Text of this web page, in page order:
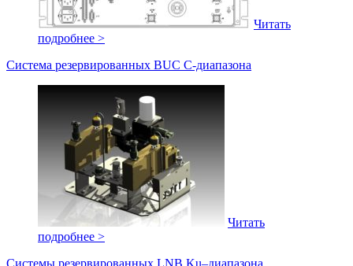
Читать
подробнее >
Система резервированных BUC С-диапазона
Читать
подробнее >
Системы резервированных LNB Ku–диапазона